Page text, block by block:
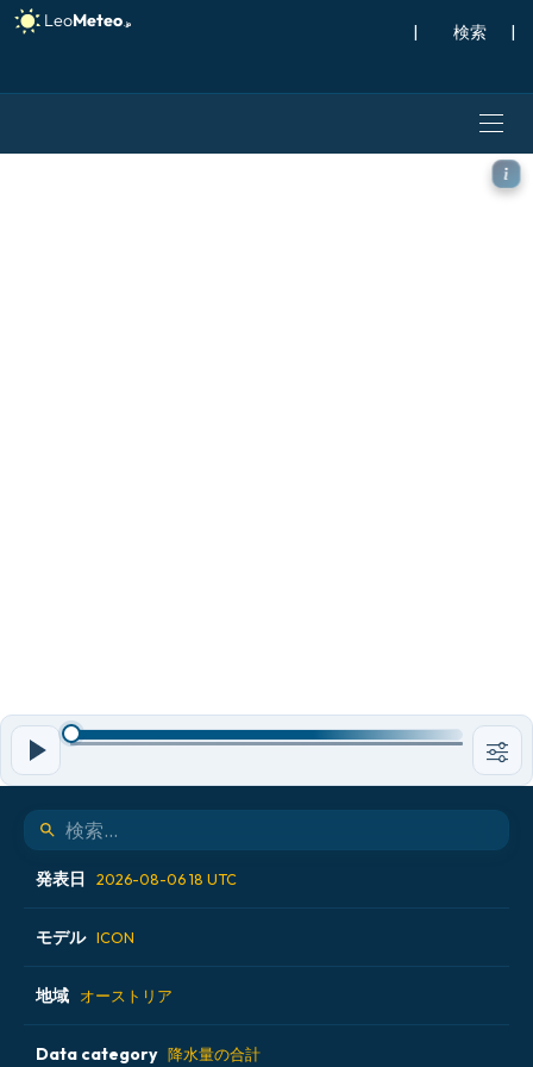
| |
ICON モデル - オーストリ
発表日 2026-08-06 18 UTC
2026-08-06 00 UTC
2026-08-06 06 UTC
2026-08-06 12 UTC
モデル ICON
ALADIN CZ 2.3 km
ECMWF AIFS [AI]
地域 オーストリア
アイスランド
Data category 降水量の合計